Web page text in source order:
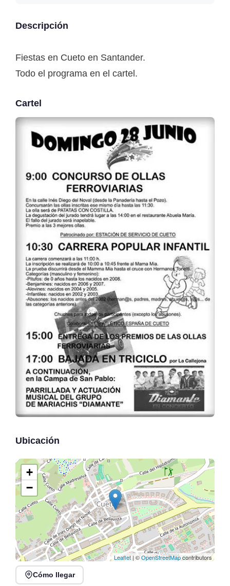
Descripción
Fiestas en Cueto en Santander.
Todo el programa en el cartel.
Cartel
Ubicación
+
−
Leaflet | ©OpenStreetMapcontributors
Cómo llegar
Verano Mix Fiesta de